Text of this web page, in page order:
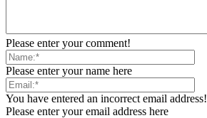
Please enter your comment!
Please enter your name here
You have entered an incorrect email address!
Please enter your email address here